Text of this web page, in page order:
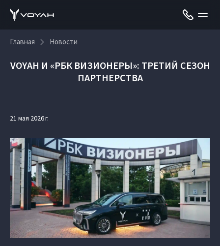
Главная Новости
VOYAH И «РБК ВИЗИОНЕРЫ»: ТРЕТИЙ СЕЗОН
ПАРТНЕРСТВА
21 мая 2026 г.